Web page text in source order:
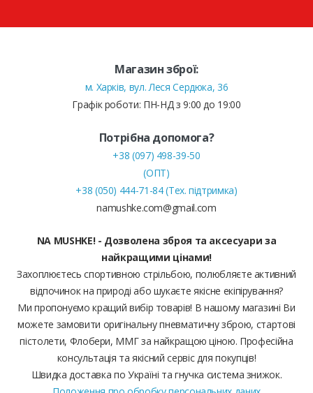
Магазин зброї:
м. Харків, вул. Леся Сердюка, 36
Графік роботи: ПН-НД з 9:00 до 19:00
Потрібна допомога?
+38 (097) 498-39-50
(ОПТ)
+38 (050) 444-71-84 (Тех. підтримка)
namushke.com@gmail.com
NA MUSHKE! - Дозволена зброя та аксесуари за
найкращими цінами!
Захоплюєтесь спортивною стрільбою, полюбляєте активний
відпочинок на природі або шукаєте якісне екіпірування?
Ми пропонуємо кращий вибір товарів! В нашому магазині Ви
можете замовити оригінальну пневматичну зброю, стартові
пістолети, Флобери, ММГ за найкращою ціною. Професійна
консультація та якісний сервіс для покупців!
Швидка доставка по Україні та гнучка система знижок.